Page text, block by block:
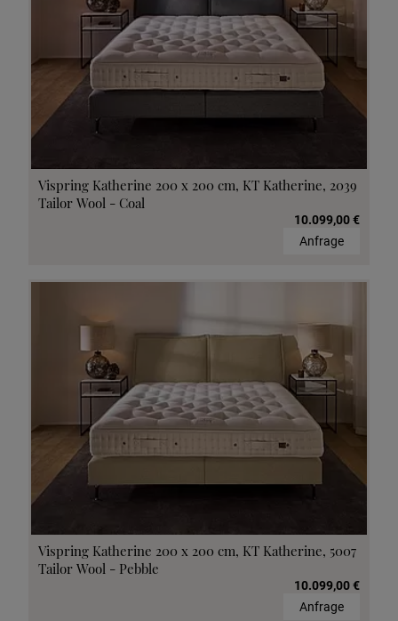
Vispring Katherine 200 x 200 cm, KT Katherine, 2039
Tailor Wool - Coal
10.099,00 €
Anfrage
Vispring Katherine 200 x 200 cm, KT Katherine, 5007
Tailor Wool - Pebble
10.099,00 €
Anfrage